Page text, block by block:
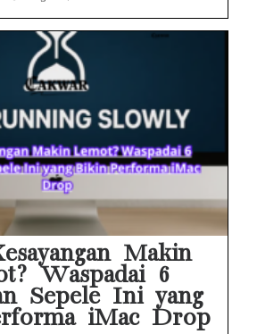
Makin
Waspadai 6
Sepele Ini yang
iMac Drop